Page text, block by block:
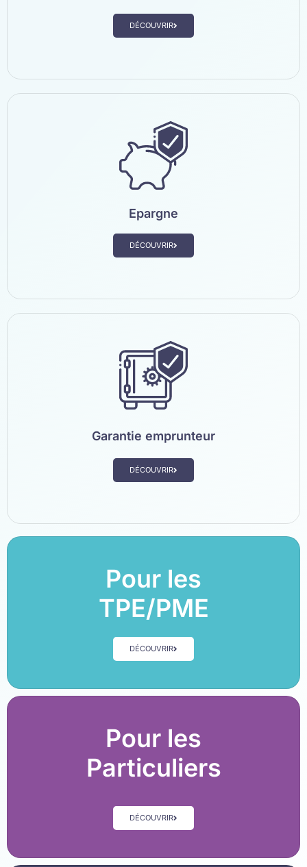
DÉCOUVRIR
Epargne
DÉCOUVRIR
Garantie emprunteur
DÉCOUVRIR
Pour les
TPE/PME
DÉCOUVRIR
Pour les
Particuliers
DÉCOUVRIR